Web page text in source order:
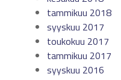
tammikuu 2018
syyskuu 2017
toukokuu 2017
tammikuu 2017
syyskuu 2016